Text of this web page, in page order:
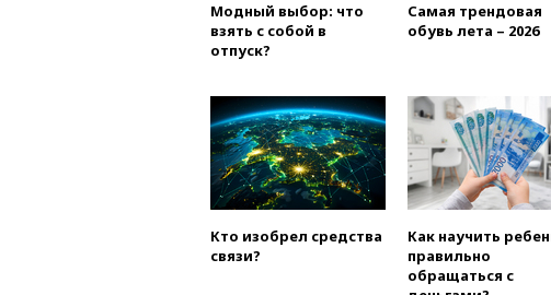
Модный выбор: что
взять с собой в
отпуск?
Самая трендовая
обувь лета – 2026
Кто изобрел средства
связи?
Как научить
правильно
обращаться с